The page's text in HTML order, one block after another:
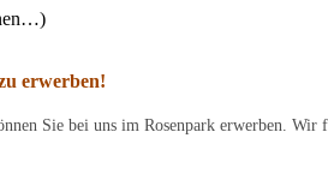
erwerben!
Sie bei uns im Rosenpark erwerben.